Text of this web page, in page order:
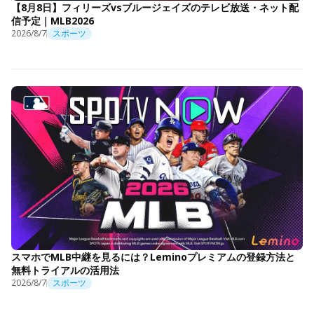
【8月8日】フィリーズvsブルージェイズのテレビ放送・ネット配
信予定｜MLB2026
2026/8/7 スポーツ
スマホでMLB中継を見るには？Leminoプレミアムの登録方法と
無料トライアルの活用法
2026/8/7 スポーツ